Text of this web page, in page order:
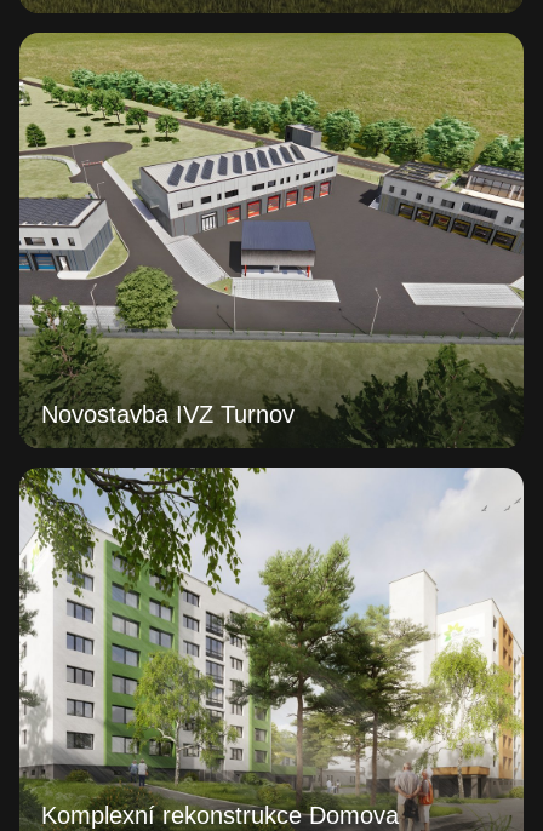
Novostavba IVZ Turnov
Komplexní rekonstrukce Domova